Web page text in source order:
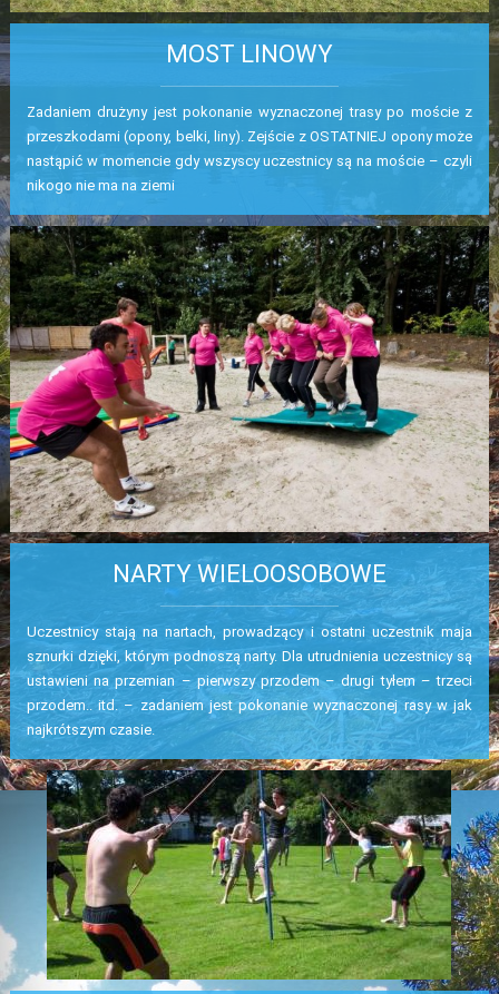
STRONA GŁÓWNA
CATERING
O NAS
ORGANIZACJA IMPREZ
IMPREZY I SZKOLENIA DLA FIRM
Akcja Integracja
Reakcja łańcuchowa
Wehikuł czasu
Imprezy dla firm Gorączka sobotniej nocy
Imprezy dla firm Noc w Kasynie
Imprezy dla firm Piraci z Karaibów
Imprezy dla firm TELETURNIEJADA
IMPREZY OKOLICZNOŚCIOWE
WESELA
MOST LINOWY
Zadaniem drużyny jest pokonanie wyznaczonej trasy po moście z
przeszkodami (opony, belki, liny). Zejście z OSTATNIEJ opony może
nastąpić w momencie gdy wszyscy uczestnicy są na moście – czyli
nikogo nie ma na ziemi
NARTY WIELOOSOBOWE
Uczestnicy stają na nartach, prowadzący i ostatni uczestnik maja
sznurki dzięki, którym podnoszą narty. Dla utrudnienia uczestnicy są
ustawieni na przemian – pierwszy przodem – drugi tyłem – trzeci
przodem.. itd. – zadaniem jest pokonanie wyznaczonej rasy w jak
najkrótszym czasie.